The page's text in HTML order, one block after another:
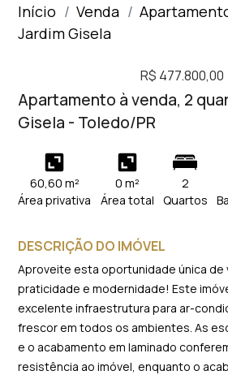
Início Venda
Jardim Gisela
R$ 477.800,00
Apartamento à venda, 2
Gisela - Toledo/PR
60,60 m²
Área privativa
0 m²
Área total
2
Quartos
DESCRIÇÃO DO IMÓVEL
Aproveite esta oportunidade única de
praticidade e modernidade! Este
excelente infraestrutura para ar-
frescor em todos os ambientes. As
e o acabamento em laminado
resistência ao imóvel, enquanto o